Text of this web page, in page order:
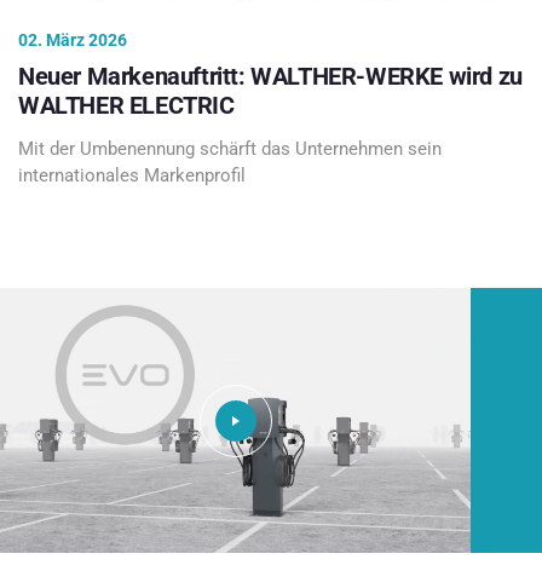
02. März 2026
Neuer Markenauftritt: WALTHER-WERKE wird zu
WALTHER ELECTRIC
Mit der Umbenennung schärft das Unternehmen sein
internationales Markenprofil